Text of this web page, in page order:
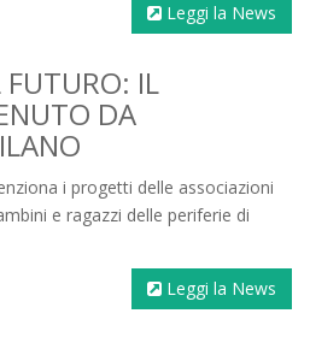
Leggi la News
IL
DA
i progetti delle associazioni
e ragazzi delle periferie di
Leggi la News